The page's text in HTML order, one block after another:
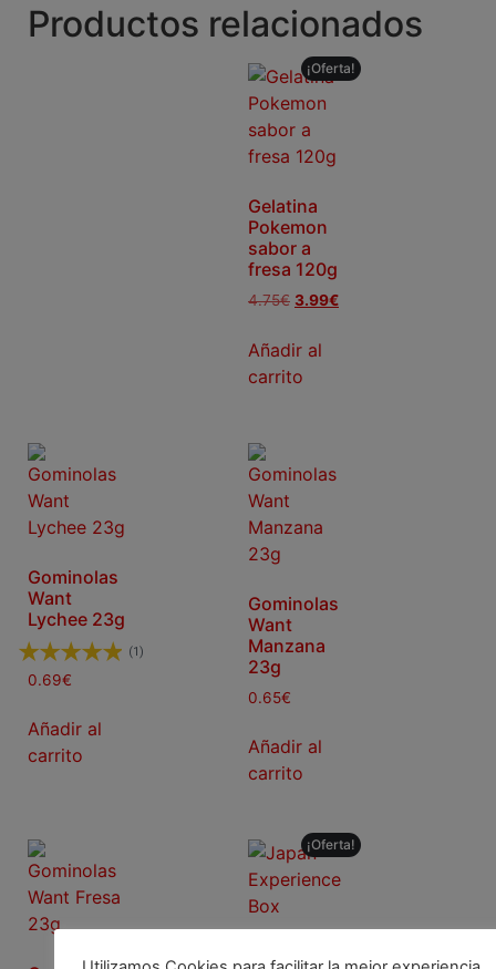
Productos relacionados
¡Oferta!
Gelatina
Pokemon
sabor a
fresa 120g
4.75€ 3.99€
Añadir al
carrito
Gominolas
Want
Lychee 23g
(1)
0.69€
Añadir al
carrito
Gominolas
Want
Manzana
23g
0.65€
Añadir al
carrito
¡Oferta!
Japan